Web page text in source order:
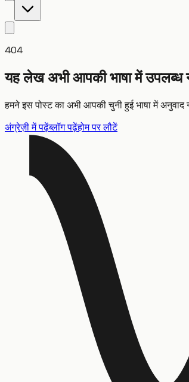
404
यह लेख अभी आपकी भाषा में उपलब्ध
हमने इस पोस्ट का अभी आपकी चुनी हुई भाषा में
अंग्रेज़ी में पढ़ेंब्लॉग पढ़ेंहोम पर लौटें